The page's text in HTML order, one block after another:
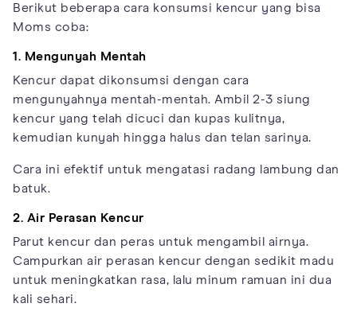
Berikut beberapa cara konsumsi kencur yang bisa
Moms coba:
1. Mengunyah Mentah
Kencur dapat dikonsumsi dengan cara
mengunyahnya mentah-mentah. Ambil 2-3 siung
kencur yang telah dicuci dan kupas kulitnya,
kemudian kunyah hingga halus dan telan sarinya.
Cara ini efektif untuk mengatasi radang lambung dan
batuk.
2. Air Perasan Kencur
Parut kencur dan peras untuk mengambil airnya.
Campurkan air perasan kencur dengan sedikit madu
untuk meningkatkan rasa, lalu minum ramuan ini dua
kali sehari.